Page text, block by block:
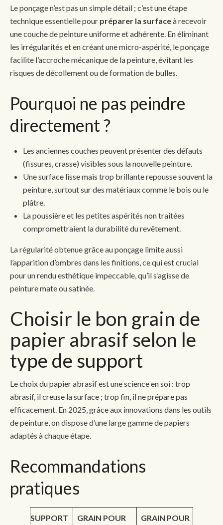
Le ponçage n’est pas un simple détail ; c’est une étape
technique essentielle pour préparer la surfaceà recevoir
une couche de peinture uniforme et adhérente. En éliminant
les irrégularités et en créant une micro-aspérité, le ponçage
facilite l’accroche mécanique de la peinture, évitant les
risques de décollement ou de formation de bulles.
Pourquoi ne pas peindre
directement ?
Les anciennes couches peuvent présenter des défauts
(fissures, crasse) visibles sous la nouvelle peinture.
Une surface lisse mais trop brillante repousse souvent la
peinture, surtout sur des matériaux comme le bois ou le
plâtre.
La poussière et les petites aspérités non traitées
compromettraient la durabilité du revêtement.
La régularité obtenue grâce au ponçage limite aussi
l’apparition d’ombres dans les finitions, ce qui est crucial
pour un rendu esthétique impeccable, qu’il s’agisse de
peinture mate ou satinée.
Choisir le bon grain de
papier abrasif selon le
type de support
Le choix du papier abrasif est une science en soi : trop
abrasif, il creuse la surface ; trop fin, il ne prépare pas
efficacement. En 2025, grâce aux innovations dans les outils
de peinture, on dispose d’une large gamme de papiers
adaptés à chaque étape.
Recommandations
pratiques
SUPPORT
GRAIN POUR
GRAIN POUR